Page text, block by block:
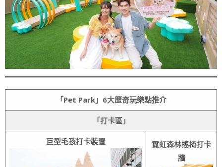
「Pet Park」6大歷奇玩樂點推介
「打卡區」
巨型毛孩打卡裝置
霓虹森林搖椅打卡
牆